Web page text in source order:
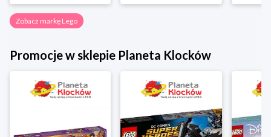
Zobacz markę Lego
Promocje w sklepie Planeta Klocków